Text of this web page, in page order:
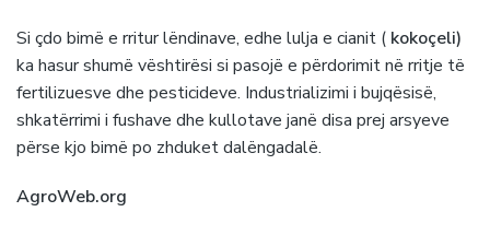
Si çdo bimë e rritur lëndinave, edhe lulja e cianit ( kokoçeli)
ka hasur shumë vështirësi si pasojë e përdorimit në rritje të
fertilizuesve dhe pesticideve. Industrializimi i bujqësisë,
shkatërrimi i fushave dhe kullotave janë disa prej arsyeve
përse kjo bimë po zhduket dalëngadalë.
AgroWeb.org